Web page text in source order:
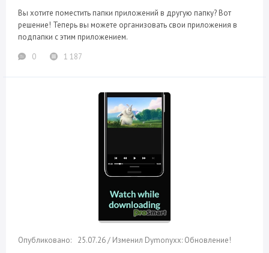
Вы хотите поместить папки приложений в другую папку? Вот
решение! Теперь вы можете организовать свои приложения в
подпапки с этим приложением.
0
1 187
25.07.26 / Изменил Dymonyxx: Обновление!